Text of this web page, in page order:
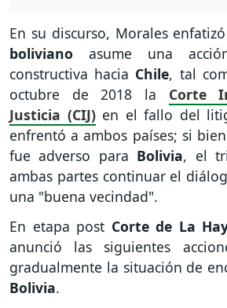
En su discurso, Morales
boliviano asume una
constructiva hacia Chile, tal
octubre de 2018 la Corte
Justicia (CIJ)en el fallo del
enfrentó a ambos países; si
fue adverso para Bolivia, el
ambas partes continuar el
una "buena vecindad".
En etapa post Corte de La
anunció las siguientes
gradualmente la situación de
Bolivia.